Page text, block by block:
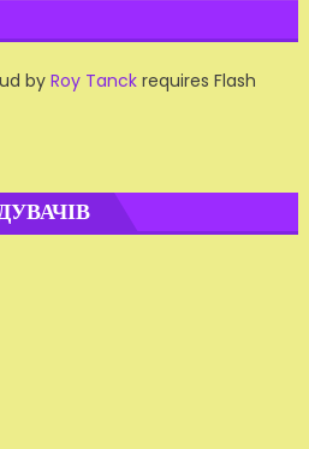
by Roy Tanckrequires Flash